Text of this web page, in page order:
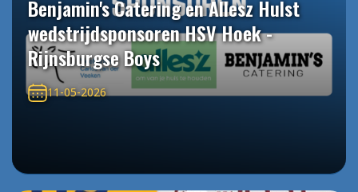
Benjamin's Catering en Allesz Hulst
wedstrijdsponsoren HSV Hoek -
Rijnsburgse Boys
11-05-2026